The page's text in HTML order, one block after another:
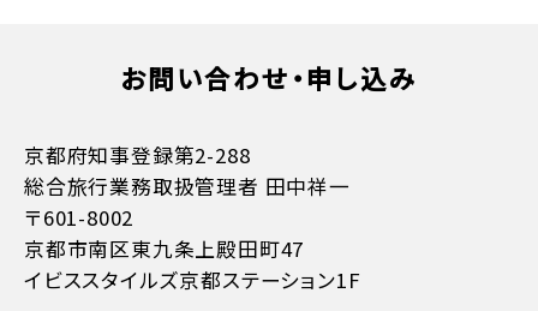
お支払方法詳細はこちら
11日目に当たる日以前
お問い合わせ・申し込み
京都府知事登録第2-288
総合旅行業務取扱管理者 田中祥一
〒601-8002
京都市南区東九条上殿田町47
イビススタイルズ京都ステーション1F